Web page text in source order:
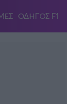
ΟΔΗΓΟΣ F1